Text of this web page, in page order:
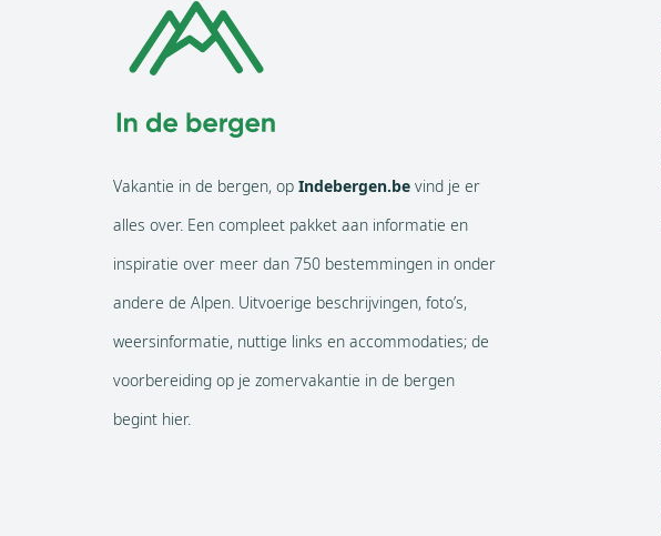
Vakantie in de bergen, op Indebergen.be vind je er
alles over. Een compleet pakket aan informatie en
inspiratie over meer dan 750 bestemmingen in onder
andere de Alpen. Uitvoerige beschrijvingen, foto’s,
weersinformatie, nuttige links en accommodaties; de
voorbereiding op je zomervakantie in de bergen
begint hier.